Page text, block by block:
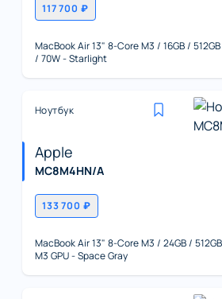
117 700 ₽
MacBook Air 13" 8-Core M3 / 16GB /
/ 70W - Starlight
Ноутбук
Apple
MC8M4HN/A
133 700 ₽
MacBook Air 13" 8-Core M3 / 24GB /
M3 GPU - Space Gray